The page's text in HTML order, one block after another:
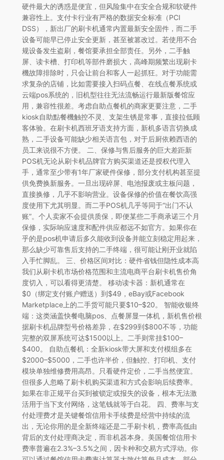
硬件最大的诱惑是便宜，但风险集中在安全合规和软硬件
兼容性上。支付卡行业有严格的数据安全标准（PCI
DSS），新出厂的刷卡机通常内置最新安全固件，而二手
设备可能早已停止安全更新，甚至被篡改过。若使用不合
规设备发生盗刷，餐馆要承担全部责任。另外，二手触
屏、读卡槽、打印机等部件磨损大，高峰期频繁出现刷卡
機故障排除时，只会让前台和客人一起抓狂。对于功能需
求复杂的店铺，比如需要接入扫码点餐、在线点餐系统或
云端pos系统的，旧机型往往无法流畅运行最新版餐馆应
用，兼容性很差。考虑自助点餐机的商家更要注意，二手
kiosk自助點餐機触控不灵、支架生锈是常事，直接拉低顾
客体验。在刷卡机西班牙语支持方面，新机多语言切换成
熟，二手设备可能缺少相关语言包，对于后厨依赖西语的
员工来说很不方便。 二、保修与售后服务的巨大差距新
POS机无论从刷卡机品牌官方购买渠道还是授权代理入
手，通常至少带有1年厂家硬件保修，部分支付机构甚至提
供免费换新服务。一旦出现碎屏、电池报废或主板问题，
直接换修，几乎不影响营业。设备保修的价值在餐饮高强
度使用下尤其明显。而二手POS机几乎等同于“出门不认
账”。个人卖家不会提供质保，即便某些二手商承诺三个月
保修，实际响应速度和配件供应都远不如官方。如果你在
乎的是pos机申请后多久能收到设备并能立刻稳定用起来，
那么缺少可靠售后支持的二手终端，很可能让刚开业就陷
入手忙脚乱。 三、价格区间对比：硬件省钱但隐性成本高
我们从刷卡机市场价格范围和主流电商平台刷卡机售价角
度切入，可以看得更清楚。 移动读卡器：新机通常在
$0（绑定支付账户赠送）到$49，eBay或Facebook
Marketplace上的二手货可能只要$10–$20。 智能收银终
端：这类涵盖快餐电脑pos、点餐屏显一体机，新机售价根
据刷卡机品牌型号价格差异，在$299到$800不等，功能
完整的双屏系统可达$1500以上。二手则常挂$100–
$400。 自助点餐机：全新kiosk带大屏和支付模组多在
$2000–$5000，二手也许半价，但触控、打印机、支付
模块单独维修费用高昂。只看硬件定价，二手当然便宜。
但很多人忽略了刷卡机购买渠道和方式会影响后续费率。
如果在非正规平台买到被锁定或报失的设备，根本无法激
活用于当下支付网络，这笔钱就等于白花。 四、费率与支
付处理费才是关键餐馆信用卡手续费是经营中持续的流
出，无论你用的是全新终端还是二手刷卡机，费率高低由
背后的支付处理商决定，而非机器本身。美国餐馆信用卡
费率普遍在2.3%–3.5%之间，因卡种和交易方式浮动。你